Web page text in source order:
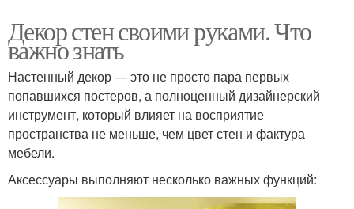
Декор стен своими руками. Что
важно знать
Настенный декор — это не просто пара первых
попавшихся постеров, а полноценный дизайнерский
инструмент, который влияет на восприятие
пространства не меньше, чем цвет стен и фактура
мебели.
Аксессуары выполняют несколько важных функций: